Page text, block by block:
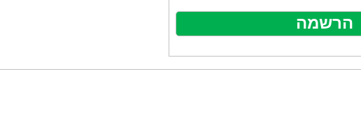
המפורסמים באתר ע"י ספקים שונים, איננו
ספקים שונים, איננו מעורב במתן השירות
שירותים אלו. במילים אחרות, האחריות על
המפרסמים נותני השירות ואיכותה מוטלת על